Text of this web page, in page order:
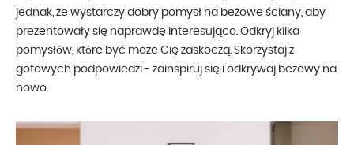
jednak, że wystarczy dobry pomysł na beżowe ściany, aby
prezentowały się naprawdę interesująco. Odkryj kilka
pomysłów, które być może Cię zaskoczą. Skorzystaj z
gotowych podpowiedzi - zainspiruj się i odkrywaj beżowy na
nowo.